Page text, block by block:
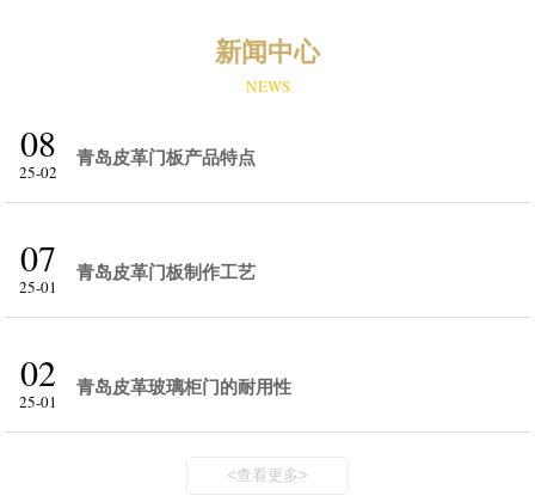
新闻中心
NEWS
08
25-02
青岛皮革门板产品特点
07
25-01
青岛皮革门板制作工艺
02
25-01
青岛皮革玻璃柜门的耐用性
<查看更多>